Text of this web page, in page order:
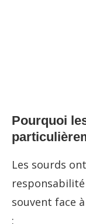
Pourquoi
Les sourds
souvent face
: